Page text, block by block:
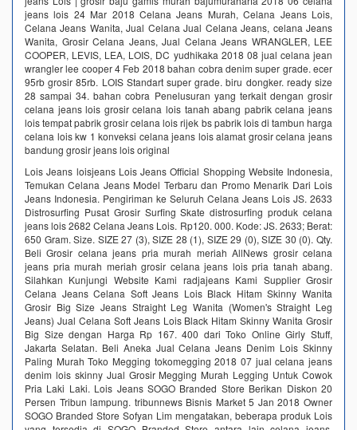
jeans lois 24 Mar 2018 Celana Jeans Murah, Celana Jeans Lois,
Celana Jeans Wanita, Jual Celana Jual Celana Jeans, celana Jeans
Wanita, Grosir Celana Jeans, Jual Celana Jeans WRANGLER, LEE
COOPER, LEVIS, LEA, LOIS, DC yudhikaka 2018 08 jual celana jean
wrangler lee cooper 4 Feb 2018 bahan cobra denim super grade. ecer
95rb grosir 85rb. LOIS Standart super grade. biru dongker. ready size
28 sampai 34. bahan cobra Penelusuran yang terkait dengan grosir
celana jeans lois grosir celana lois tanah abang pabrik celana jeans
lois tempat pabrik grosir celana lois rijek bs pabrik lois di tambun harga
celana lois kw 1 konveksi celana jeans lois alamat grosir celana jeans
bandung grosir jeans lois original
Lois Jeans loisjeans Lois Jeans Official Shopping Website Indonesia,
Temukan Celana Jeans Model Terbaru dan Promo Menarik Dari Lois
Jeans Indonesia. Pengiriman ke Seluruh Celana Jeans Lois JS. 2633
Distrosurfing Pusat Grosir Surfing Skate distrosurfing produk celana
jeans lois 2682 Celana Jeans Lois. Rp120. 000. Kode: JS. 2633; Berat:
650 Gram. Size. SIZE 27 (3), SIZE 28 (1), SIZE 29 (0), SIZE 30 (0). Qty.
Beli Grosir celana jeans pria murah meriah AllNews grosir celana
jeans pria murah meriah grosir celana jeans lois pria tanah abang.
Silahkan Kunjungi Website Kami radjajeans Kami Supplier Grosir
Celana Jeans Celana Soft Jeans Lois Black Hitam Skinny Wanita
Grosir Big Size Jeans Straight Leg Wanita (Women's Straight Leg
Jeans) Jual Celana Soft Jeans Lois Black Hitam Skinny Wanita Grosir
Big Size dengan Harga Rp 167. 400 dari Toko Online Girly Stuff,
Jakarta Selatan. Beli Aneka Jual Celana Jeans Denim Lois Skinny
Paling Murah Toko Megging tokomegging 2018 07 jual celana jeans
denim lois skinny Jual Grosir Megging Murah Legging Untuk Cowok
Pria Laki Laki. Lois Jeans SOGO Branded Store Berikan Diskon 20
Persen Tribun lampung. tribunnews Bisnis Market 5 Jan 2018 Owner
SOGO Branded Store Sofyan Lim mengatakan, beberapa produk Lois